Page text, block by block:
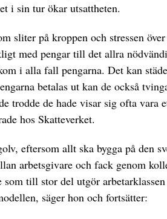
i sin tur ökar utsattheten.
sliter på kroppen och stressen
med pengar till det allra
i alla fall pengarna. Det kan
betalas ut kan de också
trodde de hade visar sig ofta vara
hos Skatteverket.
eftersom allt ska bygga på den
arbetsgivare och fack genom
som till stor del utgör
säger hon och fortsätter: